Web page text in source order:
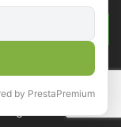
by PrestaPremium
politique de